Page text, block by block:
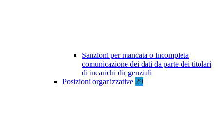
Sanzioni per mancata o incompleta
comunicazione dei dati da parte dei titolari
di incarichi dirigenziali
Posizioni organizzative 29